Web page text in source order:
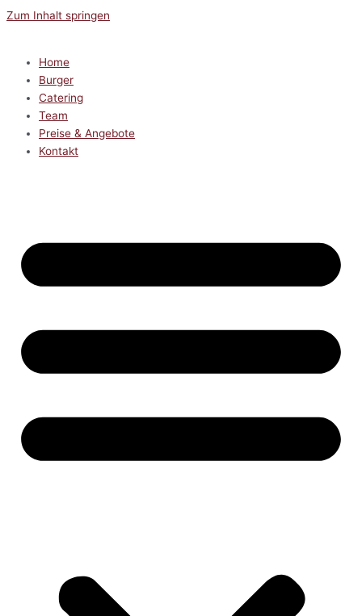
Zum Inhalt springen
Home
Burger
Catering
Team
Preise & Angebote
Kontakt